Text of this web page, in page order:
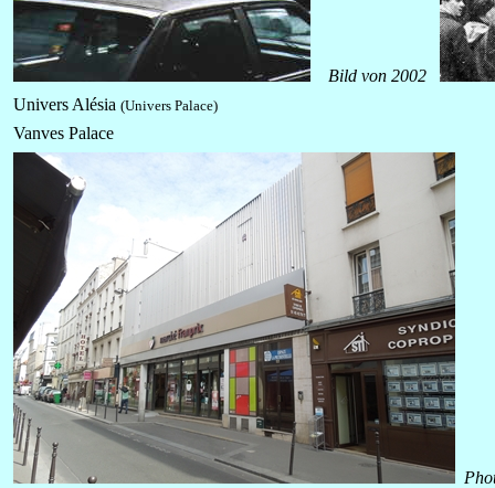
Bild von 2002
Univers Alésia (Univers Palace)
Vanves Palace